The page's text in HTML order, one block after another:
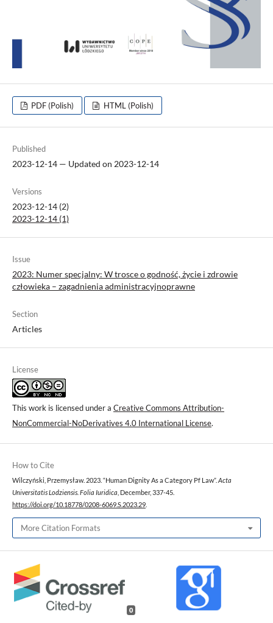
PDF (Polish) HTML (Polish)
Published
2023-12-14 — Updated on 2023-12-14
Versions
2023-12-14 (2)
2023-12-14 (1)
Issue
2023: Numer specjalny: W trosce o godność, życie i zdrowie
człowieka – zagadnienia administracyjnoprawne
Section
Articles
License
This work is licensed under a Creative Commons Attribution-
NonCommercial-NoDerivatives 4.0 International License.
How to Cite
Wilczyński, Przemysław. 2023. “Human Dignity As a Category Pf Law”. Acta
Universitatis Lodziensis. Folia Iuridica , December, 337-45.
https://doi.org/10.18778/0208-6069.S.2023.29
More Citation Formats
0